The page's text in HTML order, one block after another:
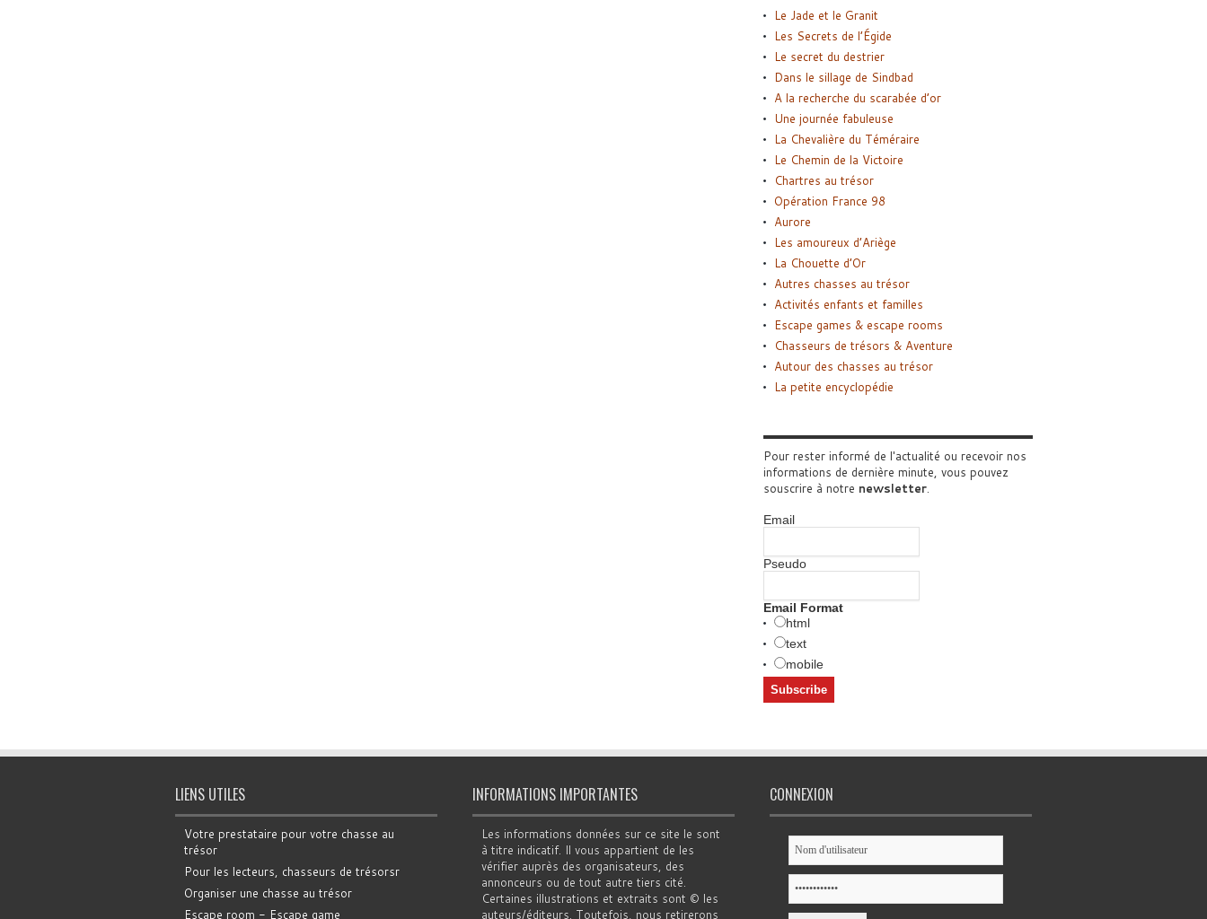
Le Jade et le Granit
Les Secrets de l’Égide
Le secret du destrier
Dans le sillage de Sindbad
A la recherche du scarabée d’or
Une journée fabuleuse
La Chevalière du Téméraire
Le Chemin de la Victoire
Chartres au trésor
Opération France 98
Aurore
Les amoureux d’Ariège
La Chouette d’Or
Autres chasses au trésor
Activités enfants et familles
Escape games & escape rooms
Chasseurs de trésors & Aventure
Autour des chasses au trésor
La petite encyclopédie
Pour rester informé de l'actualité ou recevoir nos
informations de dernière minute, vous pouvez
souscrire à notre newsletter.
Email
Pseudo
Email Format
html
text
mobile
LIENS UTILES
Votre prestataire pour votre chasse au
trésor
Pour les lecteurs, chasseurs de trésorsr
Organiser une chasse au trésor
Escape room - Escape game
INFORMATIONS IMPORTANTES
Les informations données sur ce site le sont
à titre indicatif. Il vous appartient de les
vérifier auprès des organisateurs, des
annonceurs ou de tout autre tiers cité.
Certaines illustrations et extraits sont © les
auteurs/éditeurs. Toutefois, nous retirerons
CONNEXION